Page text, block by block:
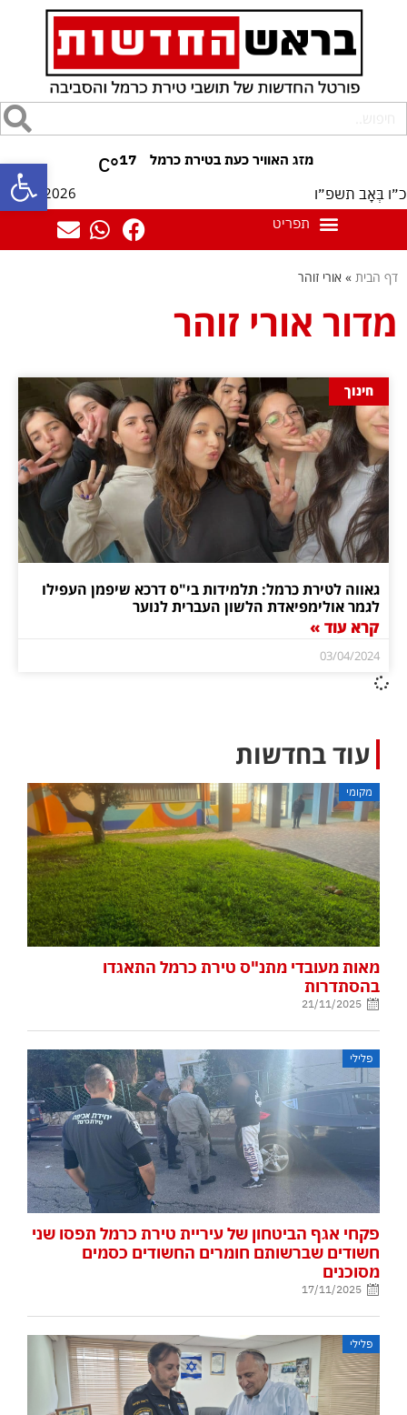
פתח 17
°C
כ״ו בְּאָב תשפ״ו 09/08/2026
דף הבית » אורי זוהר
מדור אורי זוהר
חינוך
גאווה לטירת כרמל: תלמידות בי"ס דרכא שיפמן העפילו
לגמר אולימפיאדת הלשון העברית לנוער
קרא עוד »
03/04/2024
עוד בחדשות
מקומי
מאות מעובדי מתנ"ס טירת כרמל התאגדו
בהסתדרות
21/11/2025
פלילי
פקחי אגף הביטחון של עיריית טירת כרמל תפסו שני
חשודים שברשותם חומרים החשודים כסמים
מסוכנים
17/11/2025
פלילי